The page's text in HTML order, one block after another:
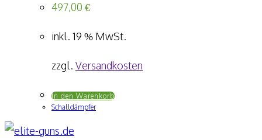
497,00 €
inkl. 19 % MwSt.
zzgl. Versandkosten
In den Warenkorb
Schalldämpfer